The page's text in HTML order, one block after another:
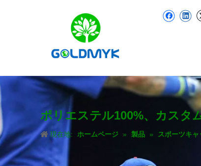
ポリエステル100%、カスタ
現在地: ホームページ » 製品 » スポーツキャ